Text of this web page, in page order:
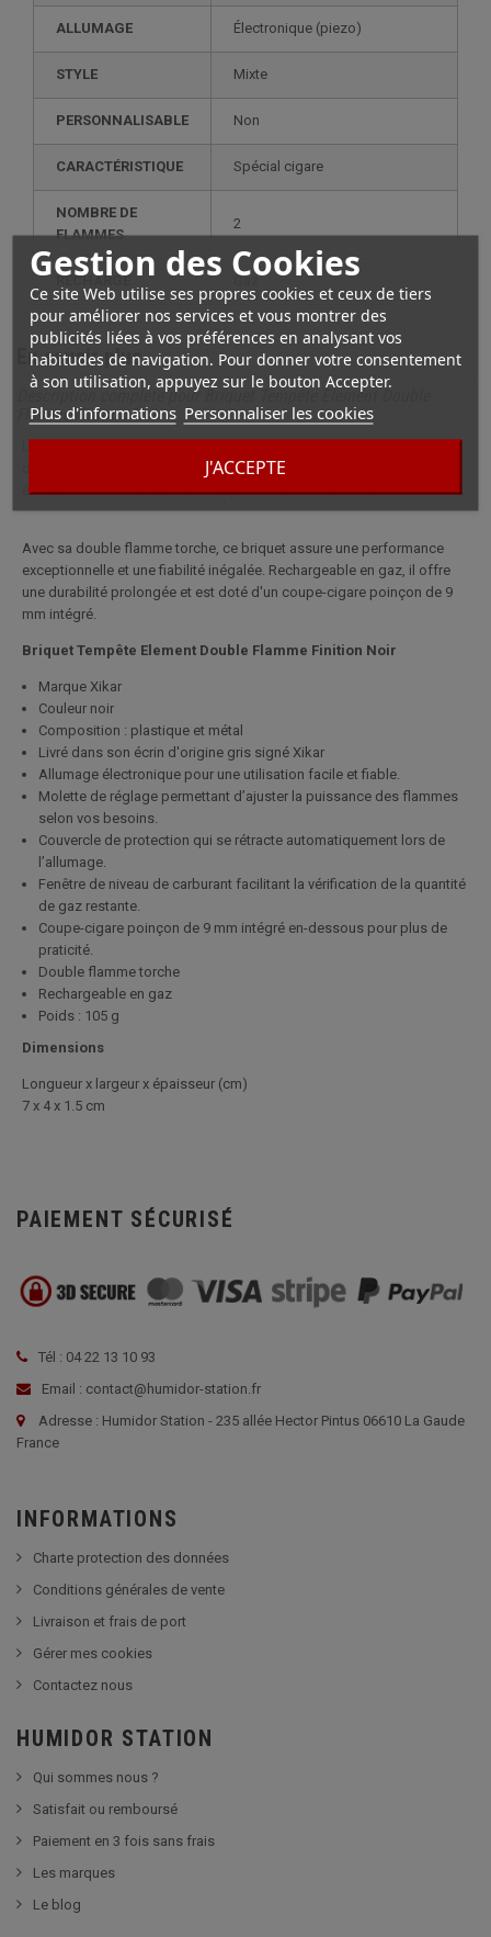
Gestion des Cookies
Ce site Web utilise ses propres cookies et ceux de tiers
pour améliorer nos services et vous montrer des
publicités liées à vos préférences en analysant vos
habitudes de navigation. Pour donner votre consentement
à son utilisation, appuyez sur le bouton Accepter.
Plus d'informations Personnaliser les cookies
J'ACCEPTE
ALLUMAGE électronique (piezo)
STYLE mixte
PERSONNALISABLE non
CARACTÉRISTIQUE spécial cigare
NOMBRE DE
FLAMMES
2
RECHARGE gaz
En savoir plus
Description complète pour Briquet Tempête Element Double
Flamme Finition Noir
design élégant, idéal pour les utilisateurs exigeants. Sa finition
entièrement noire lui donne un aspect sobre et moderne.
Avec sa double flamme torche, ce briquet assure une performance
exceptionnelle et une fiabilité inégalée. Rechargeable en gaz, il offre
une durabilité prolongée et est doté d'un coupe-cigare poinçon de 9
mm intégré.
Briquet Tempête Element Double Flamme Finition Noir
Marque Xikar
Couleur noir
Composition : plastique et métal
Livré dans son écrin d'origine gris signé Xikar
Allumage électronique pour une utilisation facile et fiable.
Molette de réglage permettant d’ajuster la puissance des flammes
selon vos besoins.
Couvercle de protection qui se rétracte automatiquement lors de
l’allumage.
Fenêtre de niveau de carburant facilitant la vérification de la quantité
de gaz restante.
Coupe-cigare poinçon de 9 mm intégré en-dessous pour plus de
praticité.
Double flamme torche
Rechargeable en gaz
Poids : 105 g
Dimensions
Longueur x largeur x épaisseur (cm)
7 x 4 x 1.5 cm
PAIEMENT SÉCURISÉ
Tél : 04 22 13 10 93
Email : contact@humidor-station.fr
Adresse : Humidor Station - 235 allée Hector Pintus 06610 La Gaude
France
INFORMATIONS
Charte protection des données
Conditions générales de vente
Livraison et frais de port
Gérer mes cookies
Contactez nous
HUMIDOR STATION
Qui sommes nous ?
Satisfait ou remboursé
Paiement en 3 fois sans frais
Les marques
Le blog